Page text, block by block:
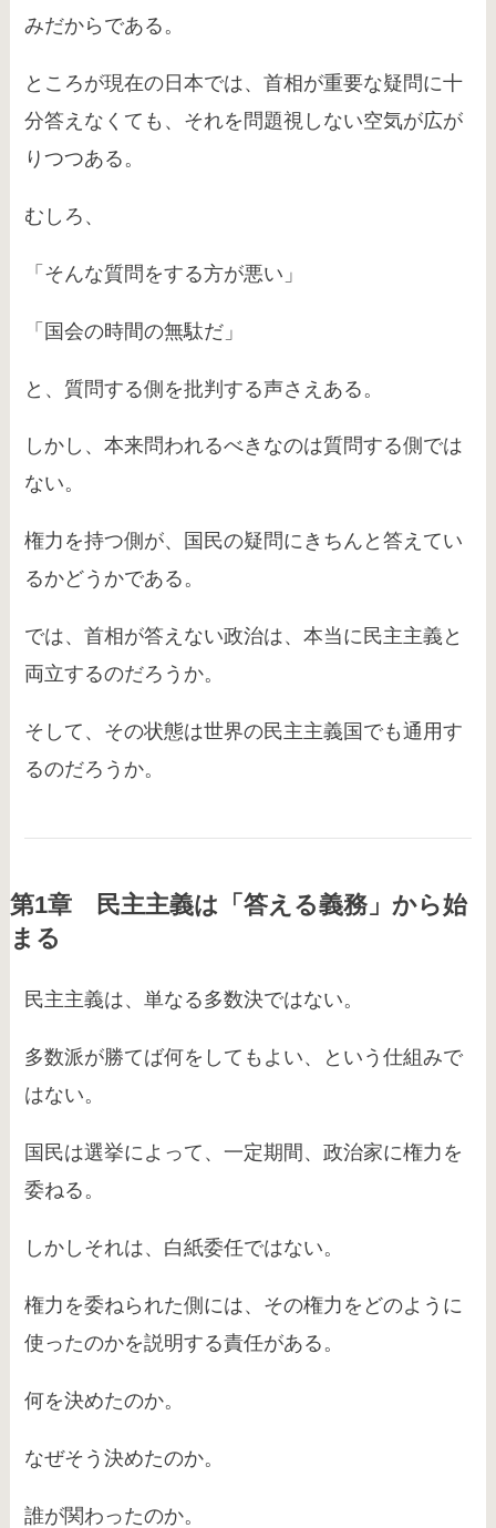
みだからである。
ところが現在の日本では、首相が重要な疑問に十
分答えなくても、それを問題視しない空気が広が
りつつある。
むしろ、
「そんな質問をする方が悪い」
「国会の時間の無駄だ」
と、質問する側を批判する声さえある。
しかし、本来問われるべきなのは質問する側では
ない。
権力を持つ側が、国民の疑問にきちんと答えてい
るかどうかである。
では、首相が答えない政治は、本当に民主主義と
両立するのだろうか。
そして、その状態は世界の民主主義国でも通用す
るのだろうか。
第1章 民主主義は「答える義務」から始
まる
民主主義は、単なる多数決ではない。
多数派が勝てば何をしてもよい、という仕組みで
はない。
国民は選挙によって、一定期間、政治家に権力を
委ねる。
しかしそれは、白紙委任ではない。
権力を委ねられた側には、その権力をどのように
使ったのかを説明する責任がある。
何を決めたのか。
なぜそう決めたのか。
誰が関わったのか。